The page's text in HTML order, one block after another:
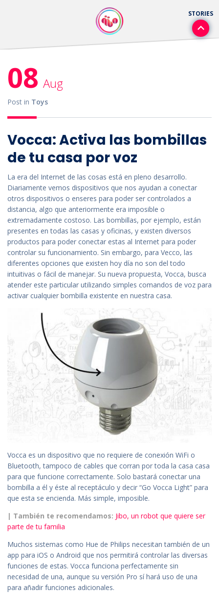
08 Aug
Post in Toys
Vocca: Activa las bombillas
de tu casa por voz
La era del Internet de las cosas está en pleno desarrollo.
Diariamente vemos dispositivos que nos ayudan a conectar
otros dispositivos o enseres para poder ser controlados a
distancia, algo que anteriormente era imposible o
extremadamente costoso. Las bombillas, por ejemplo, están
presentes en todas las casas y oficinas, y existen diversos
productos para poder conectar estas al Internet para poder
controlar su funcionamiento. Sin embargo, para Vecco, las
diferentes opciones que existen hoy día no son del todo
intuitivas o fácil de manejar. Su nueva propuesta, Vocca, busca
atender este particular utilizando simples comandos de voz para
activar cualquier bombilla existente en nuestra casa.
Vocca es un dispositivo que no requiere de conexión WiFi o
Bluetooth, tampoco de cables que corran por toda la casa casa
para que funcione correctamente. Solo bastará conectar una
bombilla a él y éste al receptáculo y decir “Go Vocca Light” para
que esta se encienda. Más simple, imposible.
| También te recomendamos: Jibo, un robot que quiere ser
parte de tu familia
Muchos sistemas como Hue de Philips necesitan también de un
app para iOS o Android que nos permitirá controlar las diversas
funciones de estas. Vocca funciona perfectamente sin
necesidad de una, aunque su versión Pro sí hará uso de una
para añadir funciones adicionales.